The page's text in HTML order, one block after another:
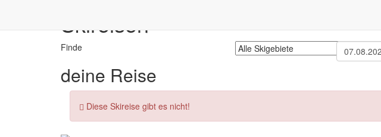
Skireisen
Finde
deine Reise
Diese Skireise gibt es nicht!